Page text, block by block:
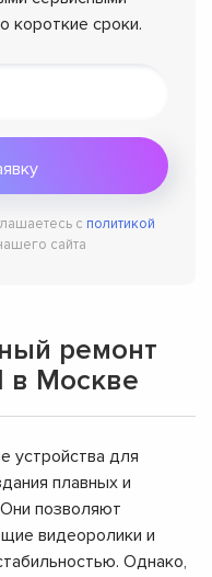
короткие сроки.
с политикой
сайта
ремонт
в Москве
устройства для
плавных и
позволяют
видеоролики и
Однако,